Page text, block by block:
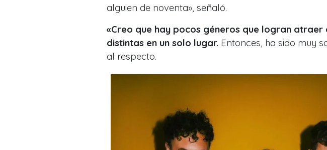
alguien de noventa», señaló.
«Creo que hay pocos géneros que logran
distintas en un solo lugar. Entonces, ha sido muy
al respecto.